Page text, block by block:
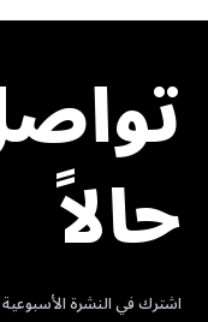
حالاً
اشترك في النشرة